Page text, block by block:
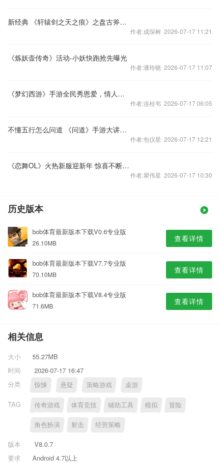
新经典 《轩辕剑之天之痕》之盘古斧重现人间
作者:成琛树 2026-07-17 11:21
《炼妖壶传奇》活动-小妖快跑抢先曝光
作者:潘玲晓 2026-07-17 11:07
《梦幻西游》手游全民秀恩爱，情人节玩更嗨！
作者:连桂韦 2026-07-17 06:05
不懂五行怎么问道 《问道》手游大讲堂开课啦
作者:包仪星 2026-07-17 12:21
《恋舞OL》火热新服迎新年 惊喜不断齐狂欢！
作者:瞿伟星 2026-07-17 10:30
历史版本
bob体育最新版本下载V0.6专业版
26.10MB 查看详情
bob体育最新版本下载V7.7专业版
70.10MB 查看详情
bob体育最新版本下载V8.4专业版
71.6MB 查看详情
相关信息
大小
55.27MB
时间
2026-07-17 16:47
分类
惊悚 悬疑 策略游戏 桌游
TAG 传奇游戏 体育竞技 辅助工具 模拟 冒险
角色扮演 射击 经营策略
版本
V8.0.7
要求
Android 4.7以上